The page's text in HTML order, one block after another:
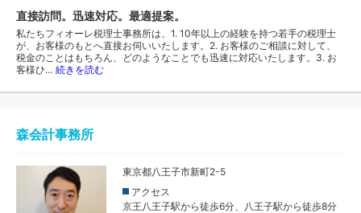
直接訪問。迅速対応。最適提案。
私たちフィオーレ税理士事務所は、1. 10年以上の経験を持つ若手の税理士
が、お客様のもとへ直接お伺いいたします。2. お客様のご相談に対して、
税金のことはもちろん、どのようなことでも迅速に対応いたします。3. お
客様ひ… 続きを読む
森会計事務所
東京都八王子市新町2-5
アクセス
京王八王子駅から徒歩6分、八王子駅から徒歩8分